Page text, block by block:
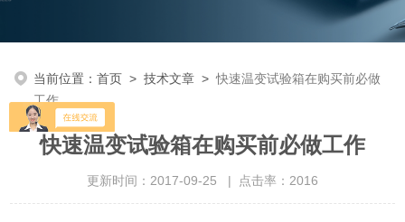
当前位置：首页 >技术文章 >快速温变试验箱在购买前必做
工作
快速温变试验箱在购买前必做工作
更新时间：2017-09-25 | 点击率：2016